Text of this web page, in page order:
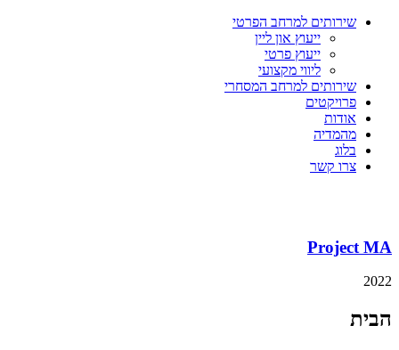
שירותים למרחב הפרטי
ייעוץ און ליין
ייעוץ פרטי
ליווי מקצועי
שירותים למרחב המסחרי
פרויקטים
אודות
מהמדיה
בלוג
צרו קשר
Project MA
2022
הבית